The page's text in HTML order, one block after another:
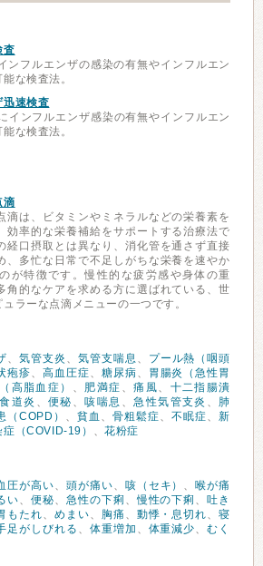
査
ンフルエンザの感染の有無やインフルエン
な検査法。
迅速検査
インフルエンザ感染の有無やインフルエン
な検査法。
滴
滴は、ビタミンやミネラルなどの栄養素を
効率的な栄養補給をサポートする治療法で
経口摂取とは異なり、消化管を通さず直接
、多忙な日常で不足しがちな栄養を速やか
が特徴です。慢性的な疲労感や身体の重
角的なケアを求める方に選ばれている、世
ラーな点滴メニューの一つです。
、 気管支炎 、 気管支喘息 、
プール熱（咽頭
疱疹、 高血圧症、 糖尿病、
胃腸炎（急性胃
高脂血症） 、 肥満症 、痛風、 十二指腸潰
道炎 、 便秘 、咳喘息 、急性気管支炎 、 肺
（COPD） 、貧血 、骨粗鬆症、不眠症、新
（COVID-19） 、花粉症
圧が高い、 頭が痛い、 咳（セキ） 、喉が痛
い、 便秘、 急性の下痢 、慢性の下痢 、吐き
もたれ、 めまい、 胸痛 、 動悸・息切れ、寝
足がしびれる 、 体重増加 、 体重減少、むく